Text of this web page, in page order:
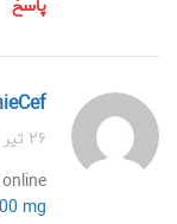
پاسخ
۲۶ تیر ۱۴۰۴ در ۸:۵۰ ق.ظ
mg